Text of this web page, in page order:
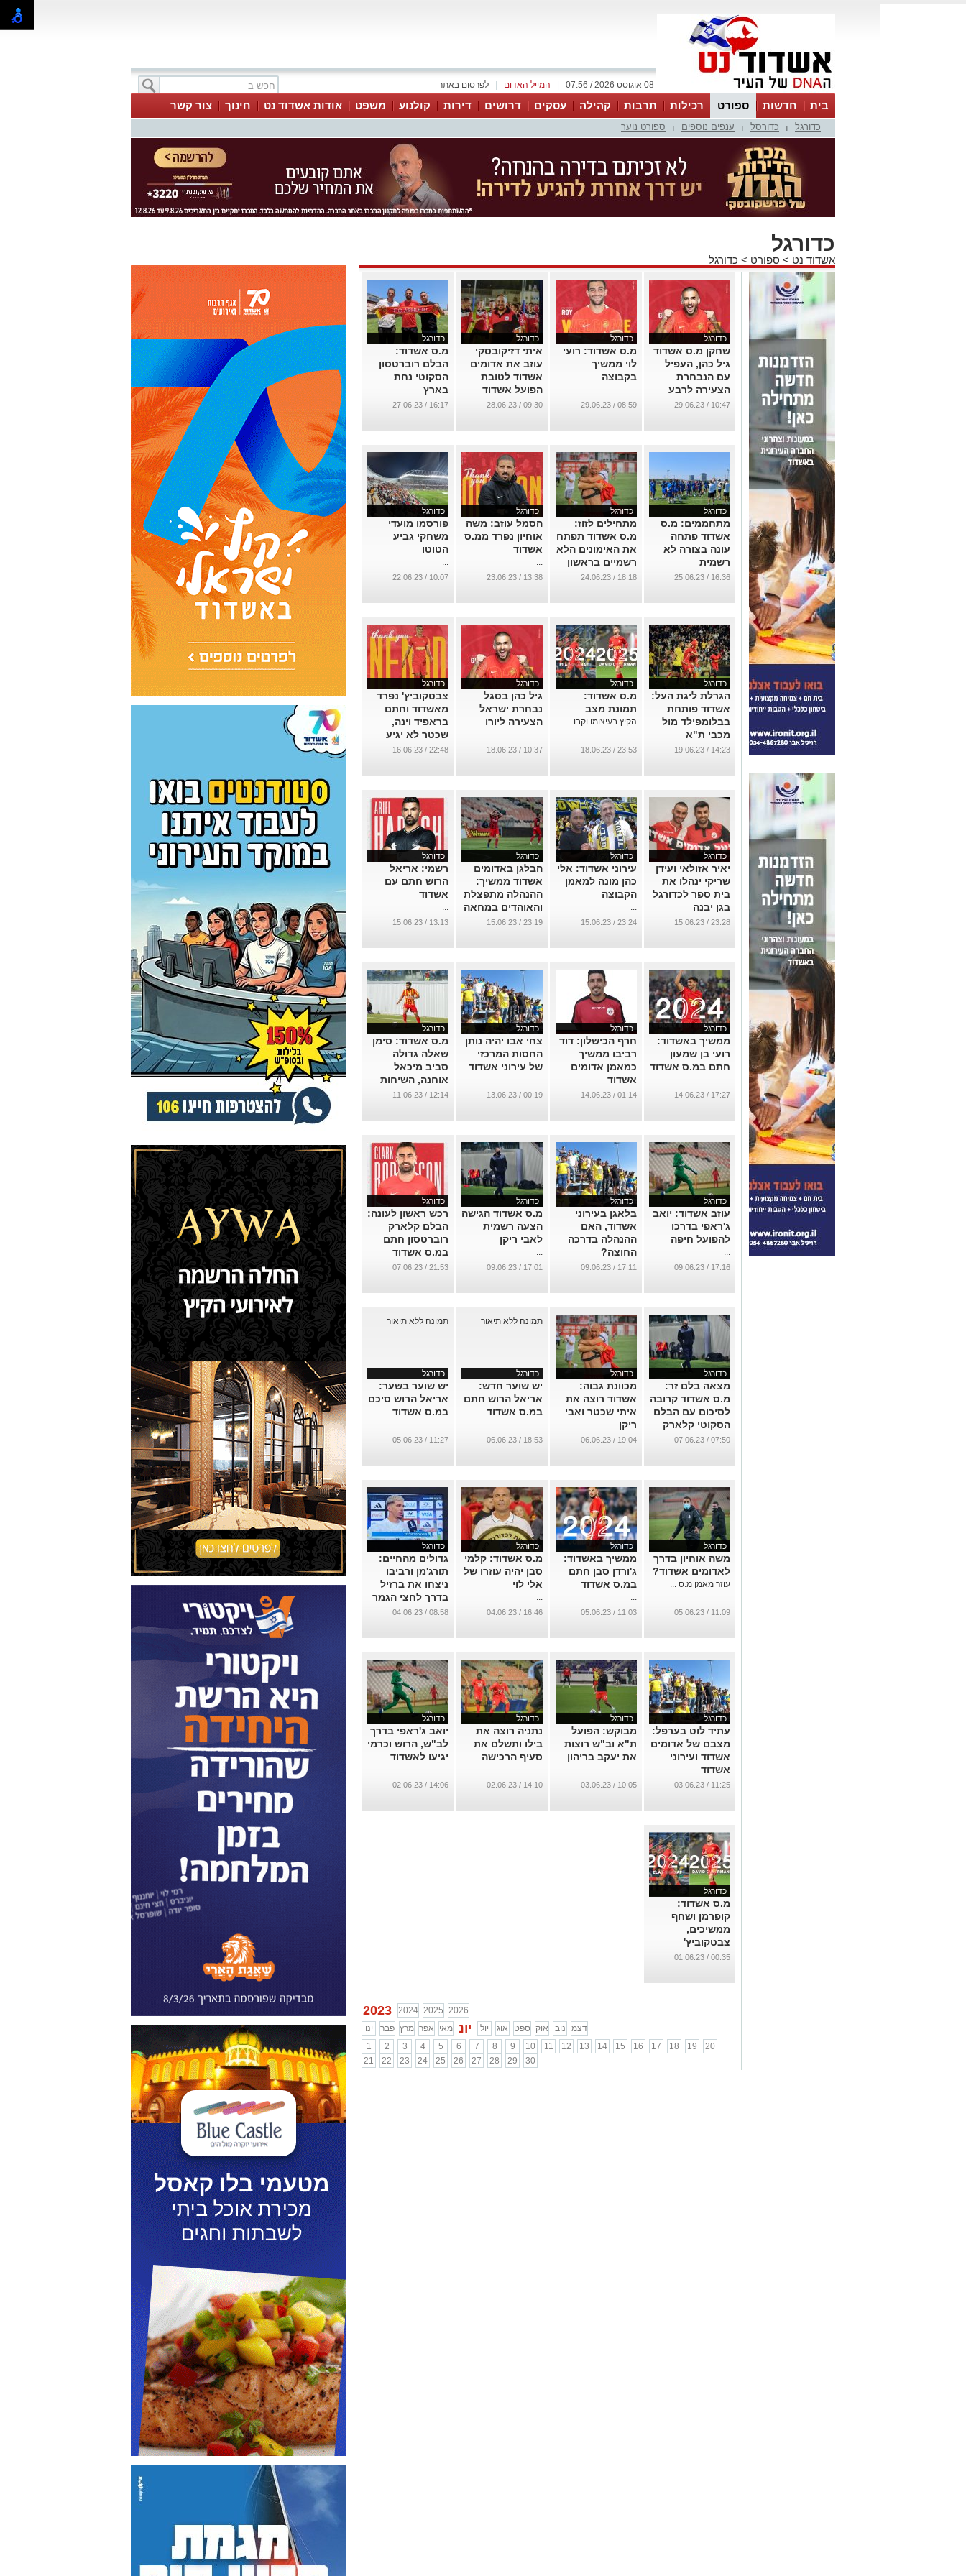
לפרסום באתר המייל האדום 08 אוגוסט 2026 / 07:56
בית חדשות ספורט רכילות תרבות קהילה עסקים דרושים דירות קולנוע משפט אודות אשדוד נט חינוך צור קשר
כדורגל כדורסל ענפים נוספים ספורט נוער
כדורגל
אשדוד נט > ספורט > כדורגל
כדורגל
שחקן מ.ס אשדוד
גיל כהן, העפיל
עם הנבחרת
הצעירה לרבע
גמר היורו
10:47 / 29.06.23
כדורגל
מ.ס אשדוד: רועי
לוי ממשיך
בקבוצה
...
08:59 / 29.06.23
כדורגל
איתי דזיקובסקי
עוזב את אדומים
אשדוד לטובת
הפועל אשדוד
...
09:30 / 28.06.23
כדורגל
מ.ס אשדוד:
הבלם רוברטסון
הסקוטי נחת
בארץ
...
16:17 / 27.06.23
כדורגל
מתחממים: מ.ס
אשדוד פתחה
עונה בצורה לא
רשמית
...
16:36 / 25.06.23
כדורגל
מתחילים לזוז:
מ.ס אשדוד תפתח
את האימונים הלא
רשמיים בראשון
...
18:18 / 24.06.23
כדורגל
הסמל עוזב: משה
אוחיון נפרד ממ.ס
אשדוד
...
13:38 / 23.06.23
כדורגל
פורסמו מועדי
משחקי גביע
הטוטו
...
10:07 / 22.06.23
כדורגל
הגרלת ליגת העל:
אשדוד פותחת
בבלומפילד מול
מכבי ת"א
...
14:23 / 19.06.23
כדורגל
מ.ס אשדוד:
תמונת מצב
הקיץ בעיצומו וקבו...
23:53 / 18.06.23
כדורגל
גיל כהן בסגל
נבחרת ישראל
הצעירה ליורו
...
10:37 / 18.06.23
כדורגל
צבטקוביץ' נפרד
מאשדוד וחתם
בראפיד וינה,
שכטר לא יגיע
...
22:48 / 16.06.23
כדורגל
יאיר אזולאי ועידן
שריקי ינהלו את
בית ספר לכדורגל
בגן יבנה
...
23:28 / 15.06.23
כדורגל
עירוני אשדוד: אלי
כהן מונה למאמן
הקבוצה
...
23:24 / 15.06.23
כדורגל
הבלגן באדומים
אשדוד ממשיך:
ההנהלה מתפצלת
והאוהדים במחאה
...
23:19 / 15.06.23
כדורגל
רשמי: אריאל
הרוש חתם עם
אשדוד
...
13:13 / 15.06.23
כדורגל
ממשיך באשדוד:
רועי בן שמעון
חתם במ.ס אשדוד
...
17:27 / 14.06.23
כדורגל
חרף הכישלון: דוד
רביבו ממשיך
כמאמן אדומים
אשדוד
...
01:14 / 14.06.23
כדורגל
צחי אבו יהיה נותן
החסות המרכזי
של עירוני אשדוד
...
00:19 / 13.06.23
כדורגל
מ.ס אשדוד: סימן
שאלה גדולה
סביב מיכאל
אוחנה, השיחות
עם ריקן נמשכות
12:14 / 11.06.23
כדורגל
עוזב אשדוד: יואב
ג'ראפי בדרכו
להפועל חיפה
...
17:16 / 09.06.23
כדורגל
בלאגן בעירוני
אשדוד, האם
ההנהלה בדרכה
החוצה?
...
17:11 / 09.06.23
כדורגל
מ.ס אשדוד הגישה
הצעה רשמית
לאבי ריקן
...
17:01 / 09.06.23
כדורגל
רכש ראשון לעונה:
הבלם קלארק
רוברטסון חתם
במ.ס אשדוד
...
21:53 / 07.06.23
כדורגל
מצאה בלם זר:
מ.ס אשדוד קרובה
לסיכום עם הבלם
הסקוטי קלארק
רובטסון
07:50 / 07.06.23
כדורגל
מכוונת גבוה:
אשדוד רוצה את
איתי שכטר ואבי
ריקן
...
19:04 / 06.06.23
כדורגל
יש שוער חדש:
אריאל הרוש חתם
במ.ס אשדוד
...
18:53 / 06.06.23
כדורגל
יש שוער בשער:
אריאל הרוש סיכם
במ.ס אשדוד
...
11:27 / 05.06.23
כדורגל
משה אוחיון בדרך
לאדומים אשדוד?
עוזר מאמן מ.ס ...
11:09 / 05.06.23
כדורגל
ממשיך באשדוד:
ג'ורדן סבן חתם
במ.ס אשדוד
...
11:03 / 05.06.23
כדורגל
מ.ס אשדוד: קלמי
סבן יהיה עוזרו של
אלי לוי
...
16:46 / 04.06.23
כדורגל
גדולים מהחיים:
תורג'מן ורביבו
ניצחו את ברזיל
בדרך לחצי הגמר
...
08:58 / 04.06.23
כדורגל
עתיד לוט בערפל:
מצבם של אדומים
אשדוד ועירוני
אשדוד
...
11:25 / 03.06.23
כדורגל
מבוקש: הפועל
ת"א וב"ש רוצות
את יעקב בריהון
...
10:05 / 03.06.23
כדורגל
נתניה רוצה את
בילו ותשלם את
סעיף הרכישה
...
14:10 / 02.06.23
כדורגל
יואב ג'ראפי בדרך
לב"ש, הרוש וכרמי
יגיעו לאשדוד
...
14:06 / 02.06.23
כדורגל
מ.ס אשדוד:
קופרמן ושחף
ממשיכים,
צבטקוביץ'
בראפיד וינה
00:35 / 01.06.23
2023 2024 2025 2026
ינו
פבר מרץ אפר מאי יונ יול אוג ספט אוק נוב
דצמ
1
2 3 4 5 6 7 8 9 10 11 12 13 14 15 16 17 18 19
20
21
22 23 24 25 26 27 28 29 30